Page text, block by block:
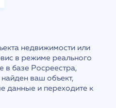
недвижимости или
в режиме реального
в базе Росреестра,
ваш объект,
данные и переходите к